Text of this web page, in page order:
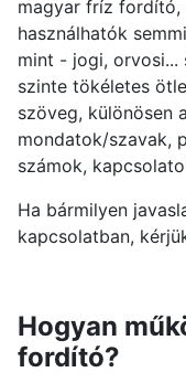
magyar fríz fordító,
használhatók
mint - jogi, orvosi...
szinte tökéletes
szöveg, különösen
mondatok/szavak,
számok,
Ha bármilyen
kapcsolatban,
Hogyan
fordító?